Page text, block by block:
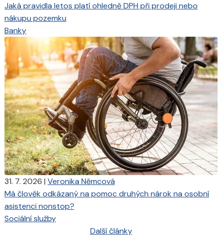
Jaká pravidla letos platí ohledně DPH při prodeji nebo
nákupu pozemku
Banky
31. 7. 2026 | Veronika Němcová
Má člověk odkázaný na pomoc druhých nárok na osobní
asistenci nonstop?
Sociální služby
Další články